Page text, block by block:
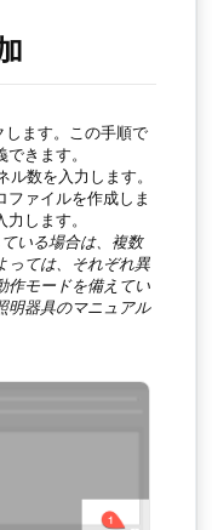
します。この手順で
きます。
数を入力します。
ファイルを作成しま
します。
いる場合は、複数
っては、それぞれ異
作モードを備えてい
明器具のマニュアル